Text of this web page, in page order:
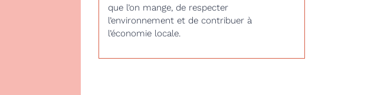
que l’on mange, de respecter
l’environnement et de contribuer à
l’économie locale.